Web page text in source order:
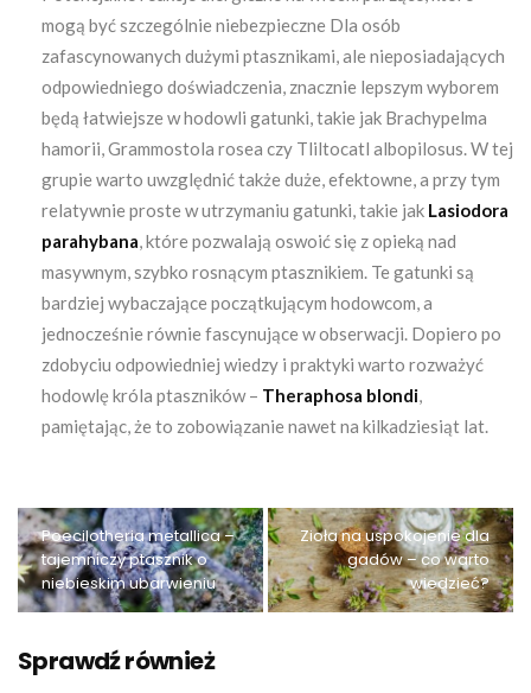
mogą być szczególnie niebezpieczne Dla osób
zafascynowanych dużymi ptasznikami, ale nieposiadających
odpowiedniego doświadczenia, znacznie lepszym wyborem
będą łatwiejsze w hodowli gatunki, takie jak Brachypelma
hamorii, Grammostola rosea czy Tliltocatl albopilosus. W tej
grupie warto uwzględnić także duże, efektowne, a przy tym
relatywnie proste w utrzymaniu gatunki, takie jak Lasiodora
parahybana, które pozwalają oswoić się z opieką nad
masywnym, szybko rosnącym ptasznikiem. Te gatunki są
bardziej wybaczające początkującym hodowcom, a
jednocześnie równie fascynujące w obserwacji. Dopiero po
zdobyciu odpowiedniej wiedzy i praktyki warto rozważyć
hodowlę króla ptaszników – Theraphosa blondi,
pamiętając, że to zobowiązanie nawet na kilkadziesiąt lat.
Poecilotheria metallica –
tajemniczy ptasznik o
niebieskim ubarwieniu
Zioła na uspokojenie dla
gadów – co warto
wiedzieć?
Sprawdź również